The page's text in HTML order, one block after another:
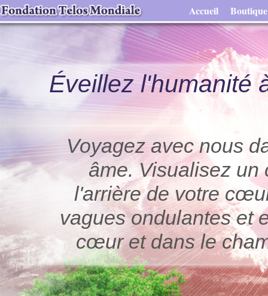
Accueil Boutique
Éveillez l'humanité
Voyagez avec nous
âme. Visualisez un
l'arrière de votre
vagues ondulantes et
cœur et dans le